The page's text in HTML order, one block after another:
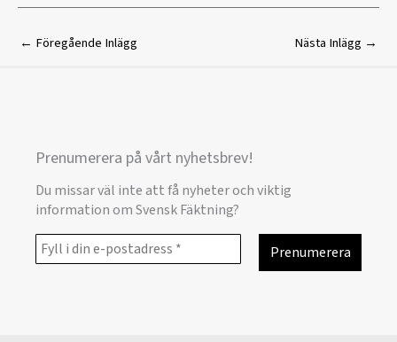
← Föregående Inlägg Nästa Inlägg →
Prenumerera på vårt nyhetsbrev!
Du missar väl inte att få nyheter och viktig
information om Svensk Fäktning?